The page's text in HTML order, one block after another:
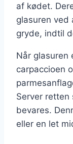
af kødet.
glasuren ved
gryde, indtil
Når glasuren
carpaccioen
Server retten
bevares.
eller en let